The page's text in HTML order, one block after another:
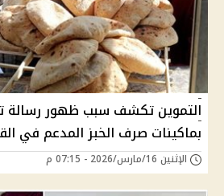
التموين تكشف سبب ظهور رسالة
بماكينات صرف الخبز المدعم في
الإثنين 16/مارس/2026 - 07:15 م